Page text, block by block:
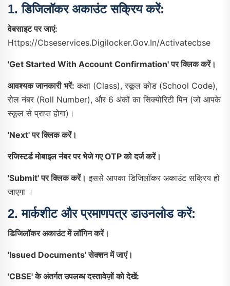
1.डिजिलॉकर अकाउंट सक्रिय करें:
वेबसाइट पर जाएं:
Https://cbseservices.digilocker.gov.in/activatecbse
'Get Started With Account Confirmation' पर क्लिक करें।
आवश्यक जानकारी भरें: कक्षा (Class), स्कूल कोड (School Code),
रोल नंबर (Roll Number), और 6 अंकों का सिक्योरिटी पिन (जो आपके
स्कूल से प्राप्त होगा)।
'Next' पर क्लिक करें।
रजिस्टर्ड मोबाइल नंबर पर भेजे गए OTP को दर्ज करें।
'Submit' पर क्लिक करें। इससे आपका डिजिलॉकर अकाउंट सक्रिय हो
जाएगा ।
2.मार्कशीट और प्रमाणपत्र डाउनलोड करें:
डिजिलॉकर अकाउंट में लॉगिन करें।
'Issued Documents' सेक्शन में जाएं।
'CBSE' के अंतर्गत उपलब्ध दस्तावेज़ों को देखें: